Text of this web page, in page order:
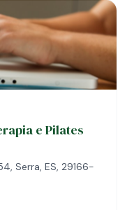
e Pilates
Serra, ES, 29166-